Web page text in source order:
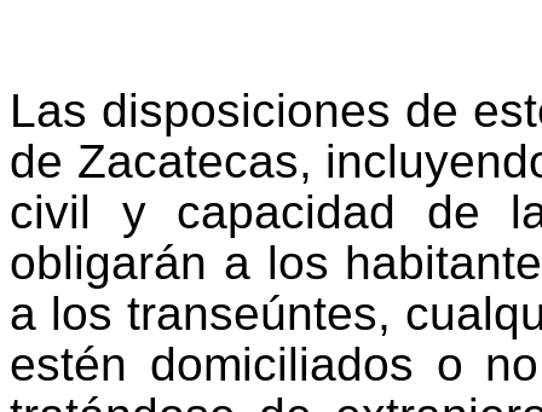
Las disposiciones de
de Zacatecas,
civil y capacidad de
obligarán a los
a los transeúntes,
estén domiciliados o